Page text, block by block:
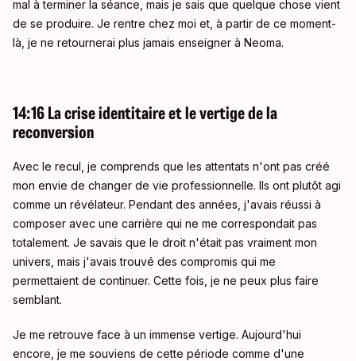
mal à terminer la séance, mais je sais que quelque chose vient
de se produire. Je rentre chez moi et, à partir de ce moment-
là, je ne retournerai plus jamais enseigner à Neoma.
14:16 La crise identitaire et le vertige de la
reconversion
Avec le recul, je comprends que les attentats n'ont pas créé
mon envie de changer de vie professionnelle. Ils ont plutôt agi
comme un révélateur. Pendant des années, j'avais réussi à
composer avec une carrière qui ne me correspondait pas
totalement. Je savais que le droit n'était pas vraiment mon
univers, mais j'avais trouvé des compromis qui me
permettaient de continuer. Cette fois, je ne peux plus faire
semblant.
Je me retrouve face à un immense vertige. Aujourd'hui
encore, je me souviens de cette période comme d'une